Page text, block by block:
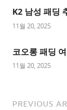
천
사
트
1
사
K2 남성 패딩
11월 20, 2025
코오롱 패딩
11월 20, 2025
PREVIOUS